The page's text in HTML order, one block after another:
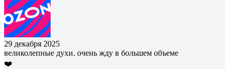
29 декабря 2025
великолепные духи. очень жду в большем объеме
❤️